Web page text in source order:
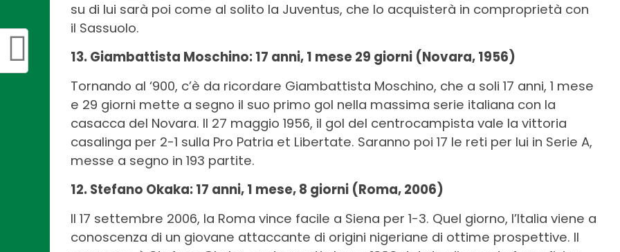
su di lui sarà poi come al solito la Juventus, che lo acquisterà in comproprietà con
il Sassuolo.
13. Giambattista Moschino: 17 anni, 1 mese 29 giorni (Novara, 1956)
Tornando al ‘900, c’è da ricordare Giambattista Moschino, che a soli 17 anni, 1 mese
e 29 giorni mette a segno il suo primo gol nella massima serie italiana con la
casacca del Novara. Il 27 maggio 1956, il gol del centrocampista vale la vittoria
casalinga per 2-1 sulla Pro Patria et Libertate. Saranno poi 17 le reti per lui in Serie A,
messe a segno in 193 partite.
12. Stefano Okaka: 17 anni, 1 mese, 8 giorni (Roma, 2006)
Il 17 settembre 2006, la Roma vince facile a Siena per 1-3. Quel giorno, l’Italia viene a
conoscenza di un giovane attaccante di origini nigeriane di ottime prospettive. Il